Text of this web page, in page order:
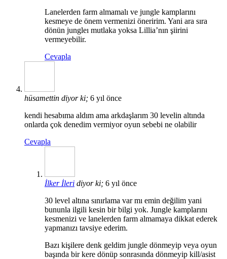
Lanelerden farm almamalı ve jungle kamplarını
kesmeye de önem vermenizi öneririm. Yani ara sıra
dönün jungleı mutlaka yoksa Lillia’nın şiirini
vermeyebilir.
Cevapla
hüsamettin diyor ki; 6 yıl önce
kendi hesabıma aldım ama arkdaşlarım 30 levelin altında
onlarda çok denedim vermiyor oyun sebebi ne olabilir
Cevapla
İlker İleri diyor ki; 6 yıl önce
30 level altına sınırlama var mı emin değilim yani
bununla ilgili kesin bir bilgi yok. Jungle kamplarını
kesmenizi ve lanelerden farm almamaya dikkat ederek
yapmanızı tavsiye ederim.
Bazı kişilere denk geldim jungle dönmeyip veya oyun
başında bir kere dönüp sonrasında dönmeyip kill/asist